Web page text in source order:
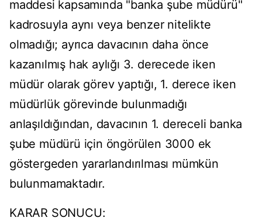
maddesi kapsamında "banka şube müdürü"
kadrosuyla aynı veya benzer nitelikte
olmadığı; ayrıca davacının daha önce
kazanılmış hak aylığı 3. derecede iken
müdür olarak görev yaptığı, 1. derece iken
müdürlük görevinde bulunmadığı
anlaşıldığından, davacının 1. dereceli banka
şube müdürü için öngörülen 3000 ek
göstergeden yararlandırılması mümkün
bulunmamaktadır.
KARAR SONUCU: